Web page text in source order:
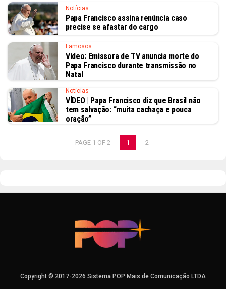
Notícias
Papa Francisco assina renúncia caso
precise se afastar do cargo
Famosos
Vídeo: Emissora de TV anuncia morte do
Papa Francisco durante transmissão no
Natal
Notícias
VÍDEO | Papa Francisco diz que Brasil não
tem salvação: “muita cachaça e pouca
oração”
PAGE 1 OF 2 1 2
Copyright © 2017-2026 Sistema POP Mais de Comunicação LTDA